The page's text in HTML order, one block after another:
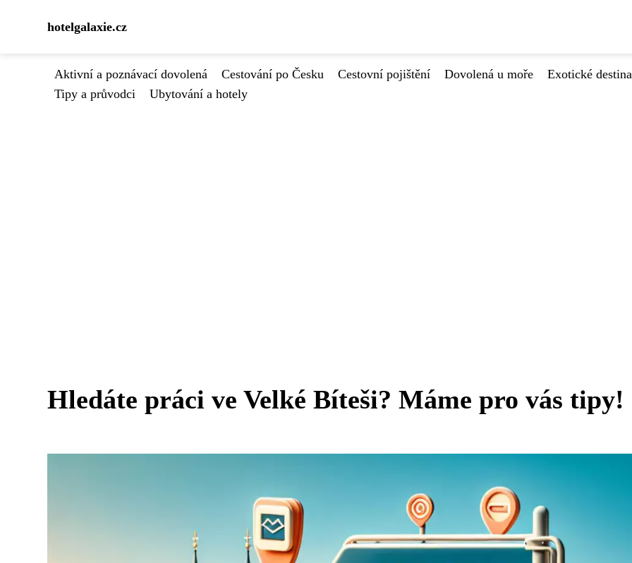
hotelgalaxie.cz
Aktivní a poznávací dovolená Cestování po Česku Cestovní pojištění Dovolená u moře Exotické
Tipy a průvodci
Ubytování a hotely
Hledáte práci ve Velké Bíteši? Máme pro vás tipy!